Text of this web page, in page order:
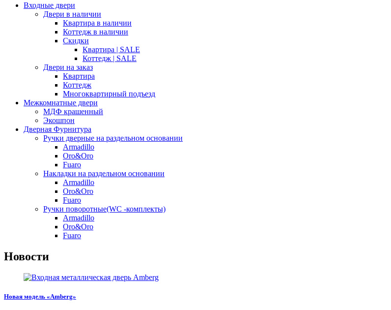
Входные двери
Двери в наличии
Квартира в наличии
Коттедж в наличии
Скидки
Квартира | SALE
Коттедж | SALE
Двери на заказ
Квартира
Коттедж
Многоквартирный подъезд
Межкомнатные двери
МДФ крашенный
Экошпон
Дверная Фурнитура
Ручки дверные на раздельном основании
Armadillo
Oro&Oro
Fuaro
Накладки на раздельном основании
Armadillo
Oro&Oro
Fuaro
Ручки поворотные(WC -комплекты)
Armadillo
Oro&Oro
Fuaro
Новости
Новая модель «Amberg»